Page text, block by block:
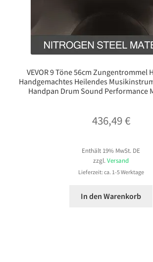
VEVOR 9 Töne 56cm Zungentrommel
Handgemachtes Heilendes
Handpan Drum Sound Performance
436,49€
Enthält 19% MwSt. DE
zzgl. Versand
Lieferzeit: ca. 1-5 Werktage
In den Warenkorb